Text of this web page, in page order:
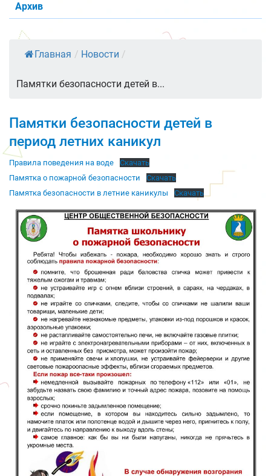
Архив
Главная / Новости /
Памятки безопасности детей в...
Памятки безопасности детей в
период летних каникул
Правила поведения на воде
Скачать
Памятка о пожарной безопасности
Скачать
Памятка безопасности в летние каникулы
Скачать